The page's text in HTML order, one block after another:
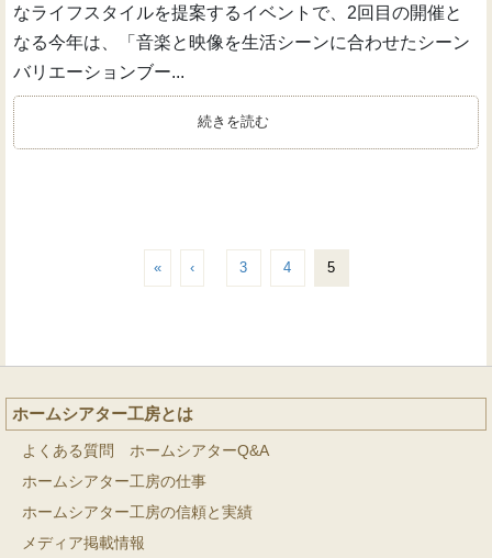
なライフスタイルを提案するイベントで、2回目の開催と
なる今年は、「音楽と映像を生活シーンに合わせたシーン
バリエーションブー...
続きを読む
« ‹ 3 4 5
ホームシアター工房とは
よくある質問 ホームシアターQ&A
ホームシアター工房の仕事
ホームシアター工房の信頼と実績
メディア掲載情報